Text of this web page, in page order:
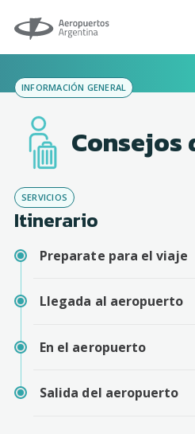
Aeropuertos Argentina
INFORMACIÓN GENERAL
Consejos
SERVICIOS
Itinerario
Preparate para el viaje
Llegada al aeropuerto
En el aeropuerto
Salida del aeropuerto